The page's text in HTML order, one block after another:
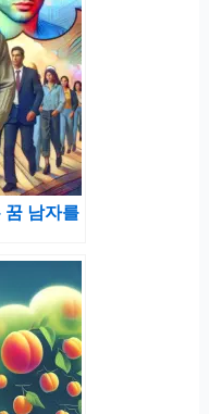
꿈 남자를